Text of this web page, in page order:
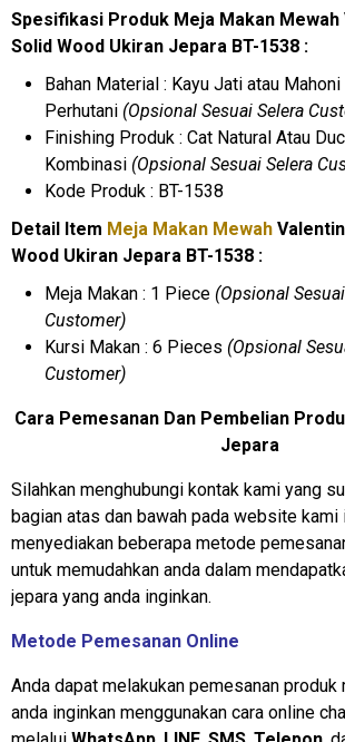
Spesifikasi Produk Meja Makan
Solid Wood Ukiran Jepara BT-1538 :
Bahan Material : Kayu Jati atau Mahoni
Perhutani (Opsional Sesuai Selera
Finishing Produk : Cat Natural Atau
Kombinasi (Opsional Sesuai Selera
Kode Produk : BT-1538
Detail Item Meja Makan Mewah
Wood Ukiran Jepara BT-1538 :
Meja Makan : 1 Piece (Opsional
Customer)
Kursi Makan : 6 Pieces (Opsional
Customer)
Cara Pemesanan Dan Pembelian
Jepara
Silahkan menghubungi kontak kami yang
bagian atas dan bawah pada website kami
menyediakan beberapa metode
untuk memudahkan anda dalam
jepara yang anda inginkan.
Metode Pemesanan Online
Anda dapat melakukan pemesanan produk
anda inginkan menggunakan cara online